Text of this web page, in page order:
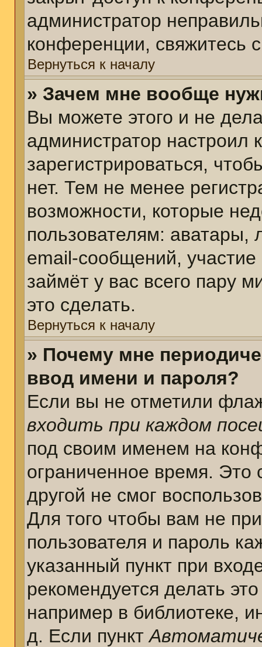
администратор
конференции, свяжитесь
Вернуться к началу
» Зачем мне вообще
Вы можете этого и не
администратор
зарегистрироваться,
нет. Тем не менее
возможности, которые
пользователям: аватары,
email-сообщений, участие
займёт у вас всего пару
это сделать.
Вернуться к началу
» Почему мне
ввод имени и пароля?
Если вы не отметили
входить при каждом
под своим именем на
ограниченное время. Это
другой не смог
Для того чтобы вам не
пользователя и пароль
указанный пункт при
рекомендуется делать
например в библиотеке,
д. Если пункт